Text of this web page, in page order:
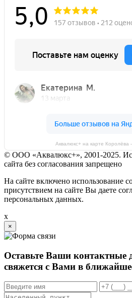
Аквалюкс+ на карте
© ООО «Аквалюкс+», 2001-2025.
сайта без согласования запрещено
На сайте включено использование
присутствием на сайте Вы даете
персональных данных.
x
×
Оставьте Ваши контактные
свяжется с Вами в